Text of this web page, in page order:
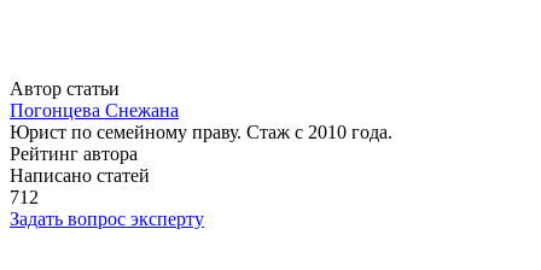
Автор статьи
Погонцева Снежана
Юрист по семейному праву. Стаж с 2010 года.
Рейтинг автора
Написано статей
712
Задать вопрос эксперту